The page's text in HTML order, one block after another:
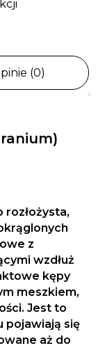
(0)
rozłożysta,
z
wzdłuż
kępy
meszkiem,
Jest to
pojawiają się
aż do